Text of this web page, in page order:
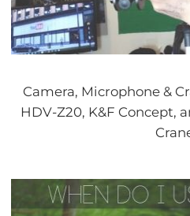
Camera, Microphone &
HDV-Z20, K&F Concept,